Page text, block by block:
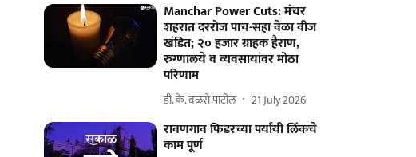
Manchar Power Cuts: मंचर
शहरात दररोज पाच-सहा वेळा वीज
खंडित; २० हजार ग्राहक हैराण,
रुग्णालये व व्यवसायांवर मोठा
परिणाम
डी. के. वळसे पाटील 21 July 2026
रावणगाव फिडरच्या पर्यायी लिंकचे
काम पूर्ण